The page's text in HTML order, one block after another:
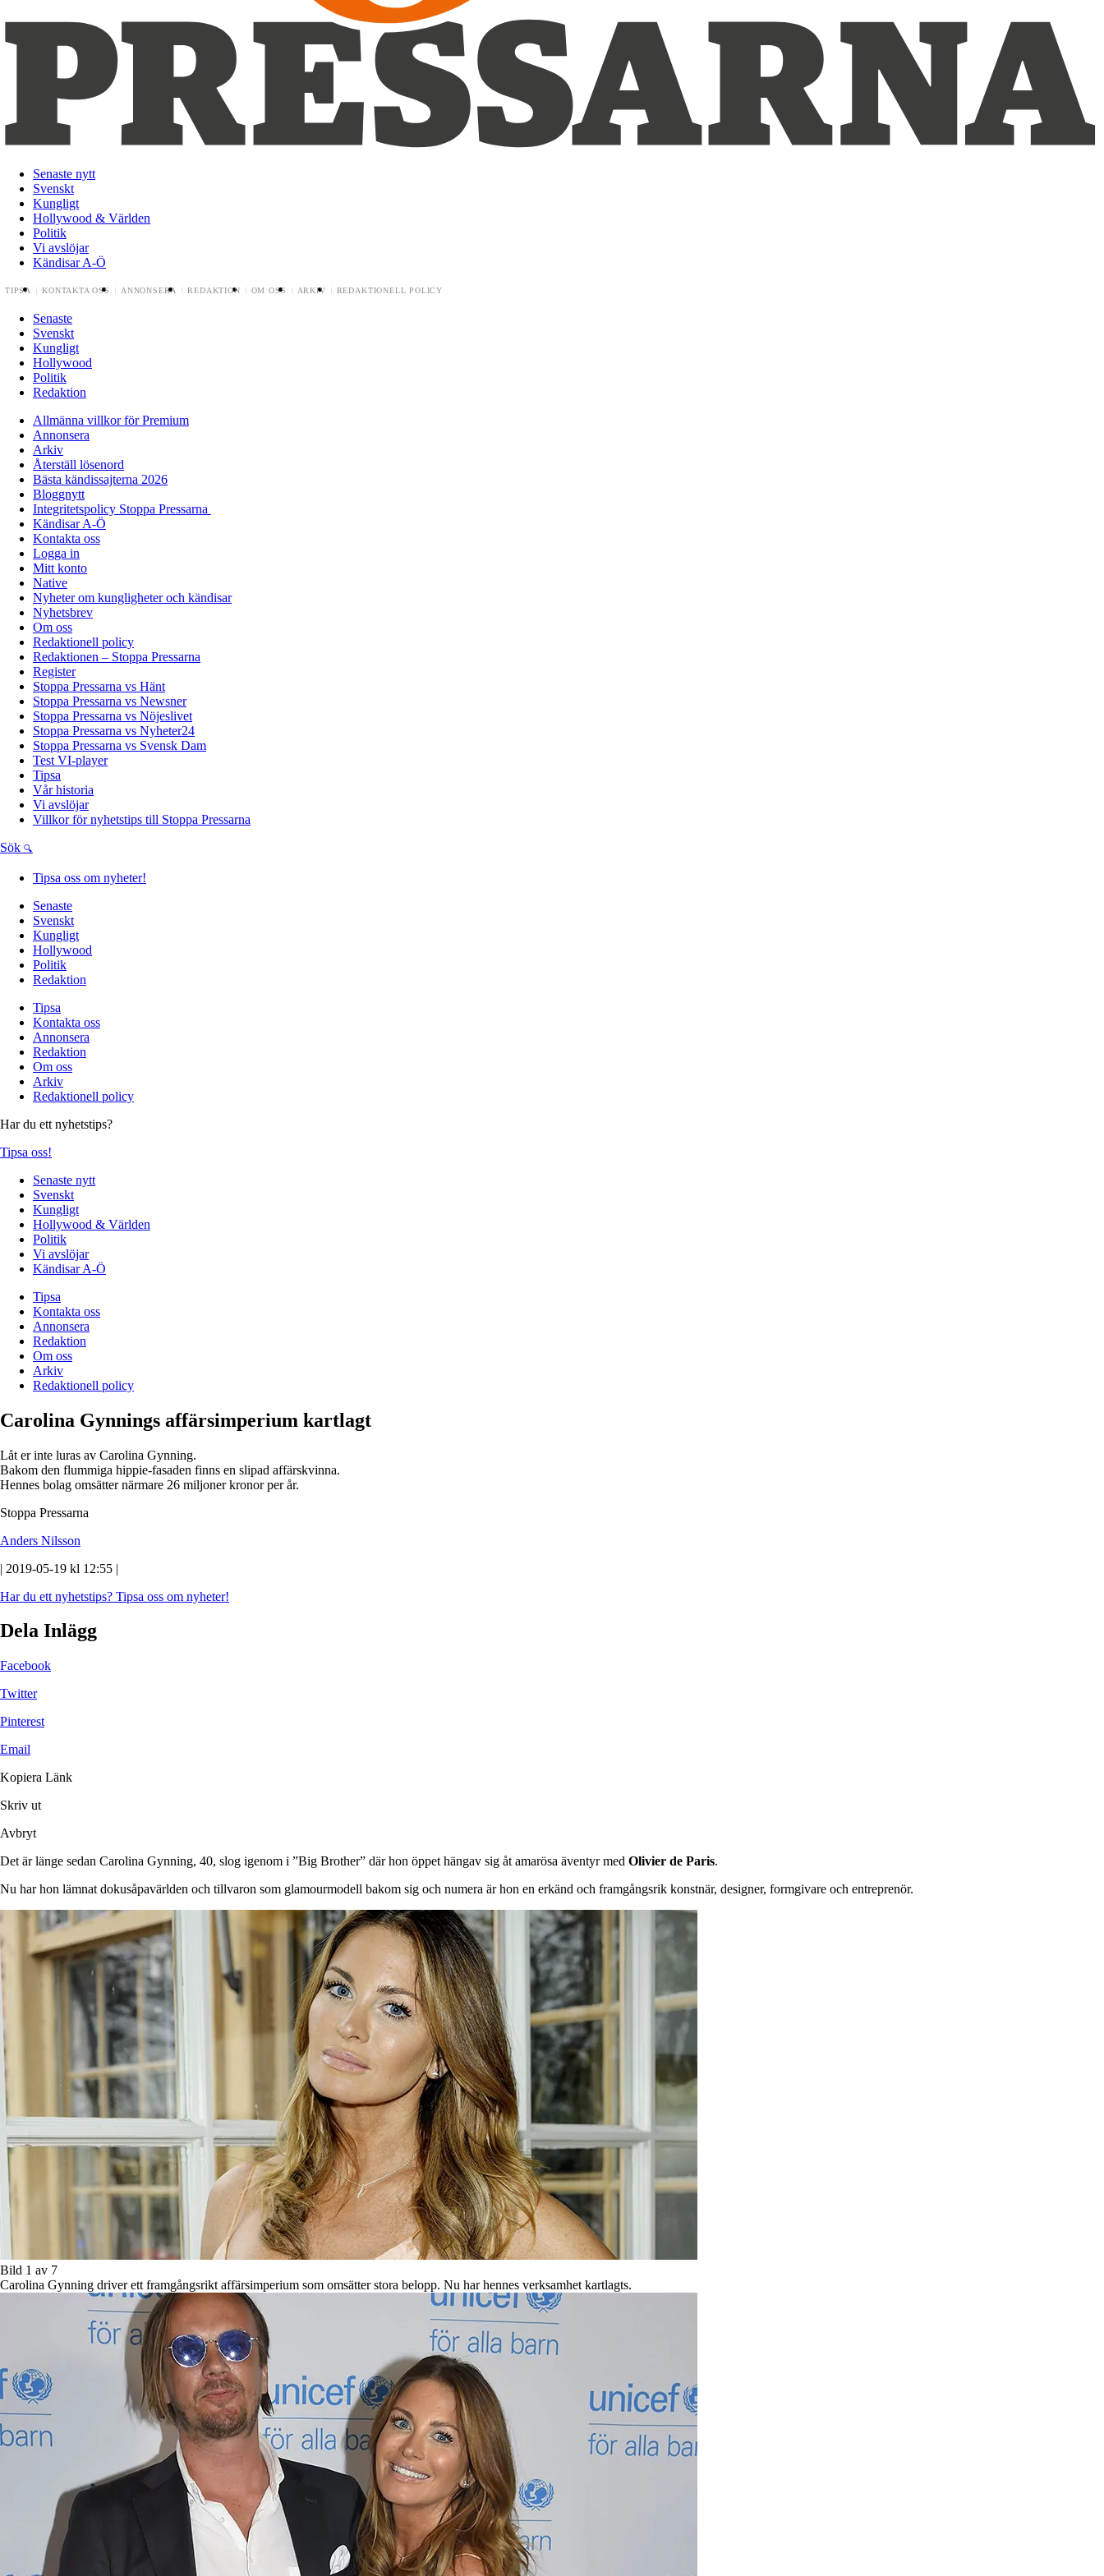
Senaste nytt
Svenskt
Kungligt
Hollywood & Världen
Politik
Vi avslöjar
Kändisar A-Ö
TIPSA KONTAKTA OSS ANNONSERA REDAKTION OM OSS ARKIV REDAKTIONELL POLICY
Senaste
Svenskt
Kungligt
Hollywood
Politik
Redaktion
Allmänna villkor för Premium
Annonsera
Arkiv
Återställ lösenord
Bästa kändissajterna 2026
Bloggnytt
Integritetspolicy Stoppa Pressarna
Kändisar A-Ö
Kontakta oss
Logga in
Mitt konto
Native
Nyheter om kungligheter och kändisar
Nyhetsbrev
Om oss
Redaktionell policy
Redaktionen – Stoppa Pressarna
Register
Stoppa Pressarna vs Hänt
Stoppa Pressarna vs Newsner
Stoppa Pressarna vs Nöjeslivet
Stoppa Pressarna vs Nyheter24
Stoppa Pressarna vs Svensk Dam
Test VI-player
Tipsa
Vår historia
Vi avslöjar
Villkor för nyhetstips till Stoppa Pressarna
Sök
Tipsa oss om nyheter!
Senaste
Svenskt
Kungligt
Hollywood
Politik
Redaktion
Tipsa
Kontakta oss
Annonsera
Redaktion
Om oss
Arkiv
Redaktionell policy
Har du ett nyhetstips?
Tipsa oss!
Senaste nytt
Svenskt
Kungligt
Hollywood & Världen
Politik
Vi avslöjar
Kändisar A-Ö
Tipsa
Kontakta oss
Annonsera
Redaktion
Om oss
Arkiv
Redaktionell policy
Carolina Gynnings affärsimperium kartlagt
Låt er inte luras av Carolina Gynning.
Bakom den flummiga hippie-fasaden finns en slipad affärskvinna.
Hennes bolag omsätter närmare 26 miljoner kronor per år.
Stoppa Pressarna
Anders Nilsson
| 2019-05-19 kl 12:55 |
Har du ett nyhetstips? Tipsa oss om nyheter!
Dela Inlägg
Facebook
Twitter
Pinterest
Email
Kopiera Länk
Skriv ut
Avbryt
Det är länge sedan Carolina Gynning, 40, slog igenom i ”Big Brother” där hon öppet hängav sig åt amarösa äventyr med Olivier de Paris.
Nu har hon lämnat dokusåpavärlden och tillvaron som glamourmodell bakom sig och numera är hon en erkänd och framgångsrik konstnär, designer, formgivare och entreprenör.
Bild 1 av 7
Carolina Gynning driver ett framgångsrikt affärsimperium som omsätter stora belopp. Nu har hennes verksamhet kartlagts.